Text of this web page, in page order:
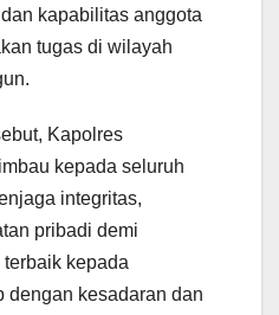
kapabilitas anggota
tugas di wilayah
Kapolres
kepada seluruh
integritas,
pribadi demi
kepada
dengan kesadaran dan